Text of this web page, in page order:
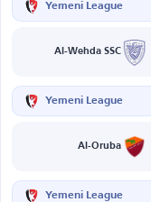
Yemeni League
Al-Wehda SSC
Yemeni League
Al-Oruba
Yemeni League